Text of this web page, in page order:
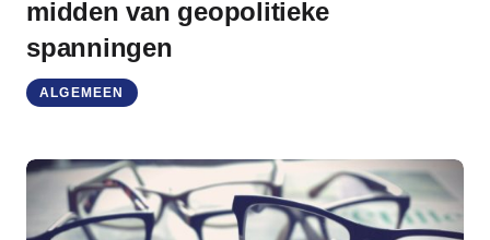
midden van geopolitieke
spanningen
ALGEMEEN